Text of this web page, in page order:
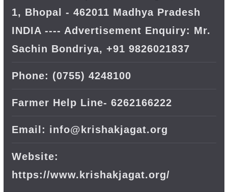
1, Bhopal - 462011 Madhya Pradesh
INDIA ---- Advertisement Enquiry: Mr.
Sachin Bondriya, +91 9826021837
Phone: (0755) 4248100
Farmer Help Line- 6262166222
Email: info@krishakjagat.org
Website:
https://www.krishakjagat.org/